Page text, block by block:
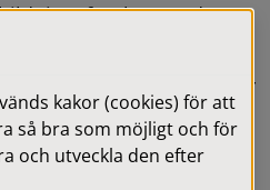
förebyggande
för viktiga samtal.
gula vänskapsbänkar
en del av en nationell
hur betydelsefullt ett
kakor (cookies) för att
så bra som möjligt och för
och utveckla den efter